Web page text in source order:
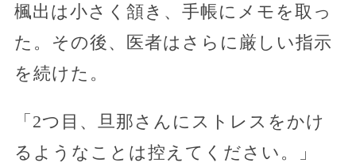
楓出は小さく頷き、手帳にメモを取っ
た。その後、医者はさらに厳しい指示
を続けた。
「2つ目、旦那さんにストレスをかけ
るようなことは控えてください。」